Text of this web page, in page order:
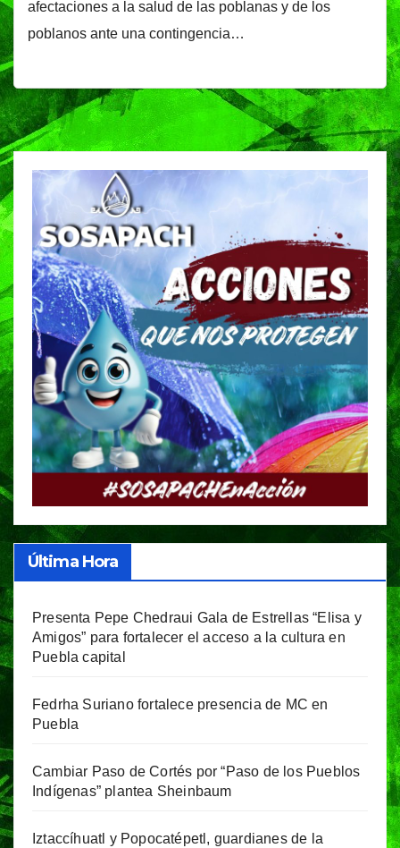
afectaciones a la salud de las poblanas y de los
poblanos ante una contingencia…
Última Hora
Presenta Pepe Chedraui Gala de Estrellas “Elisa y
Amigos” para fortalecer el acceso a la cultura en
Puebla capital
Fedrha Suriano fortalece presencia de MC en
Puebla
Cambiar Paso de Cortés por “Paso de los Pueblos
Indígenas” plantea Sheinbaum
Iztaccíhuatl y Popocatépetl, guardianes de la